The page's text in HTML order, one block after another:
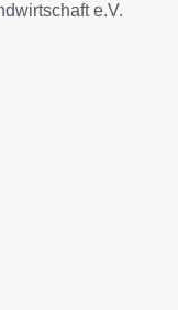
e.V.